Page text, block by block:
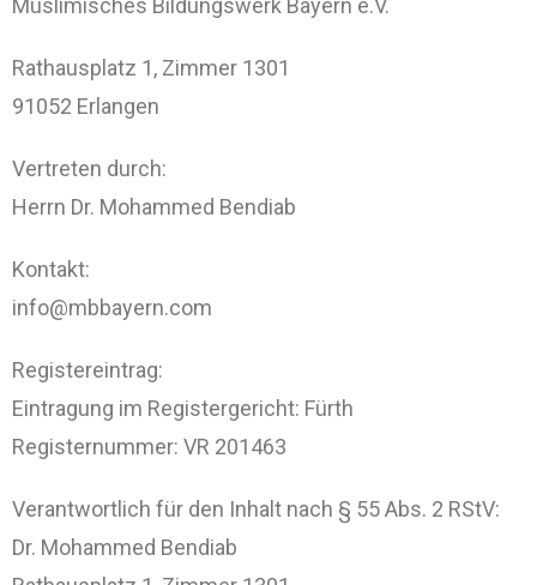
Muslimisches Bildungswerk Bayern e.V.
Rathausplatz 1, Zimmer 1301
91052 Erlangen
Vertreten durch:
Herrn Dr. Mohammed Bendiab
Kontakt:
info@mbbayern.com
Registereintrag:
Eintragung im Registergericht: Fürth
Registernummer: VR 201463
Verantwortlich für den Inhalt nach § 55 Abs. 2 RStV:
Dr. Mohammed Bendiab